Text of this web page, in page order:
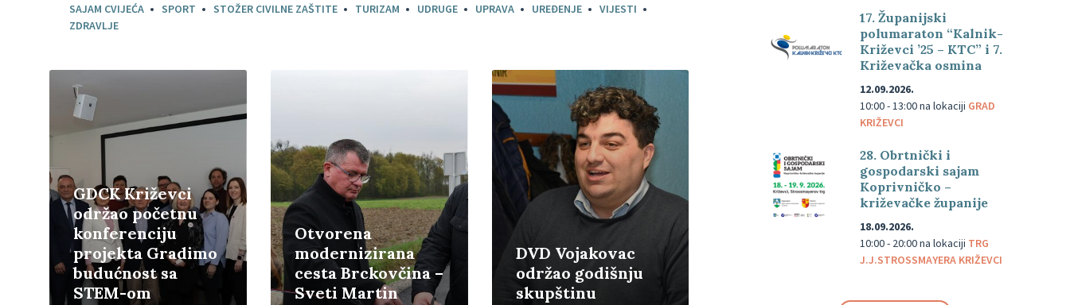
SAJAM CVIJEĆA
SPORT STOŽER CIVILNE ZAŠTITE TURIZAM UDRUGE UPRAVA UREĐENJE
VIJESTI
ZDRAVLJE
GDCK Križevci
održao početnu
konferenciju
projekta Gradimo
budućnost sa
STEM-om
Pročitajte
Otvorena
modernizirana
cesta Brckovčina –
Sveti Martin
DVD Vojakovac
održao godišnju
skupštinu
Pročitajte
više
17. Županijski
polumaraton “Kalnik-
Križevci ’25 – KTC” i 7.
Križevačka osmina
12.09.2026.
10:00 - 13:00na lokaciji GRAD
KRIŽEVCI
28. Obrtnički i
gospodarski sajam
Koprivničko –
križevačke županije
18.09.2026.
10:00 - 20:00na lokaciji TRG
J.J.STROSSMAYERA KRIŽEVCI